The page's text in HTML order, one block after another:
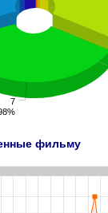
7
фильму